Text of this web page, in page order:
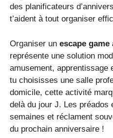
des planificateurs
t’aident à tout organiser
Organiser un escape
représente une solution
amusement, apprentissage
tu choisisses une salle
domicile, cette activité
delà du jour J. Les préados
semaines et réclament
du prochain anniversaire !